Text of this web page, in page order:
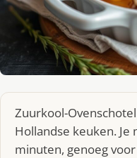
Zuurkool-
Hollandse keuken.
minuten, genoeg